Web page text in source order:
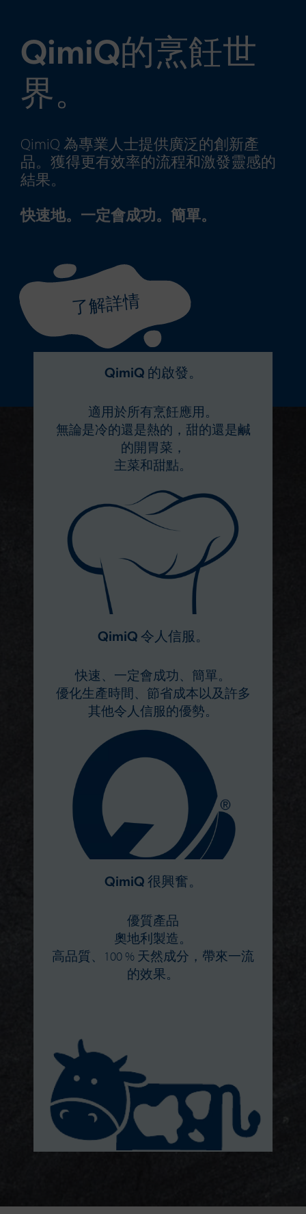
QimiQ的烹飪世
界。
QimiQ 為專業人士提供廣泛的創新產
品。獲得更有效率的流程和激發靈感的
結果。
快速地。一定會成功。簡單。
了解詳情
QimiQ 的啟發。
適用於所有烹飪應用。
無論是冷的還是熱的，甜的還是鹹
的開胃菜，
主菜和甜點。
QimiQ 令人信服。
快速、一定會成功、簡單。
優化生產時間、節省成本以及許多
其他令人信服的優勢。
QimiQ 很興奮。
優質產品
奧地利製造。
高品質、100 % 天然成分，帶來一流
的效果。